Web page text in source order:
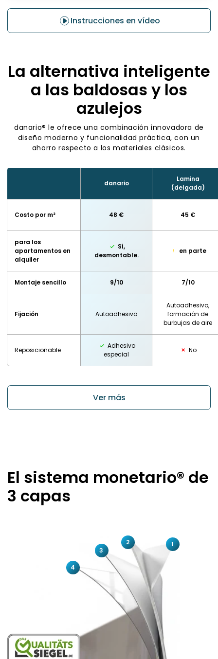
Instrucciones en vídeo
La alternativa inteligente
a las baldosas y los
azulejos
danario® le ofrece una combinación innovadora de
diseño moderno y funcionalidad práctica, con un
ahorro respecto a los materiales clásicos.
danario
Lamina
(delgada)
Costo por m² 48 € 45 €
para los
apartamentos en
alquiler
Sí,
desmontable.
en parte
Montaje sencillo 9/10 7/10
Fijación Autoadhesivo
Autoadhesivo,
formación de
burbujas de aire
Reposicionable
Adhesivo
especial
No
Ver más
El sistema monetario® de
3 capas
1
2
3
4